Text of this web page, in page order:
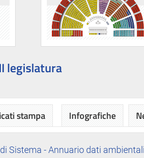
legislatura
Sistema - Annuario dati ambientali
stampa Infografiche